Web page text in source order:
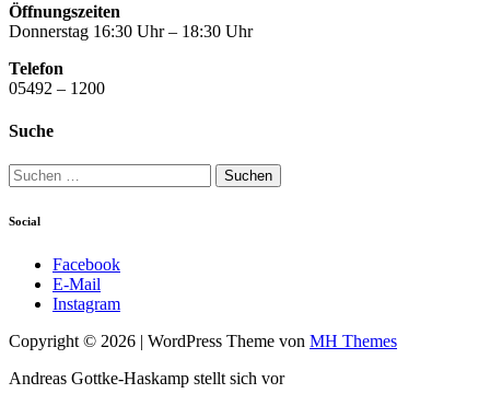
Öffnungszeiten
Donnerstag 16:30 Uhr – 18:30 Uhr
Telefon
05492 – 1200
Suche
Suchen
nach:
Social
Facebook
E-Mail
Instagram
Copyright © 2026 | WordPress Theme von MH Themes
Andreas Gottke-Haskamp stellt sich vor